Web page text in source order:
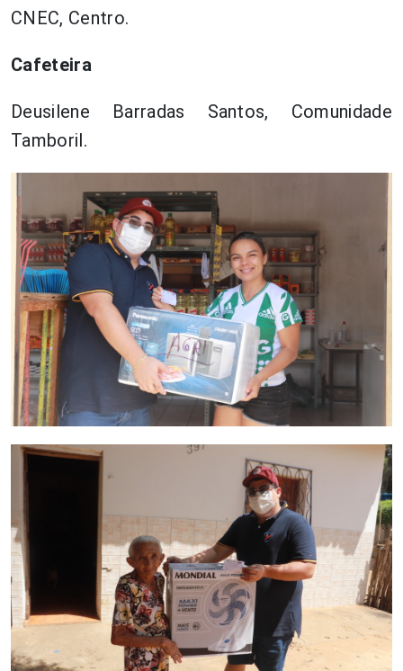
CNEC, Centro.
Cafeteira
Deusilene Barradas Santos, Comunidade
Tamboril.